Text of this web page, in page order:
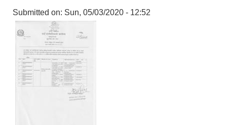
Submitted on: Sun, 05/03/2020 - 12:52